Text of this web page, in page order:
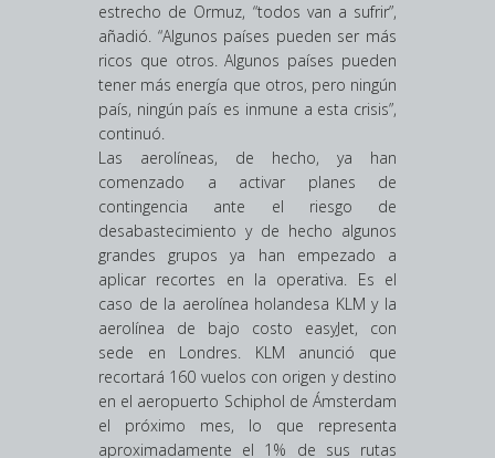
estrecho de Ormuz, “todos van a sufrir”,
añadió. “Algunos países pueden ser más
ricos que otros. Algunos países pueden
tener más energía que otros, pero ningún
país, ningún país es inmune a esta crisis”,
continuó.
Las aerolíneas, de hecho, ya han
comenzado a activar planes de
contingencia ante el riesgo de
desabastecimiento y de hecho algunos
grandes grupos ya han empezado a
aplicar recortes en la operativa. Es el
caso de la aerolínea holandesa KLM y la
aerolínea de bajo costo easyJet, con
sede en Londres. KLM anunció que
recortará 160 vuelos con origen y destino
en el aeropuerto Schiphol de Ámsterdam
el próximo mes, lo que representa
aproximadamente el 1% de sus rutas